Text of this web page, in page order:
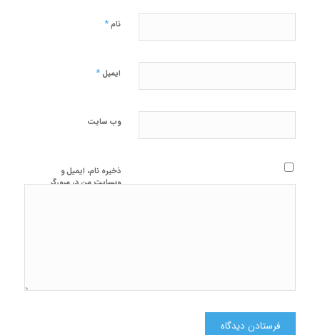
نام*
ایمیل*
وب‌ سایت
ذخیره نام، ایمیل و
وبسایت من در مرورگر